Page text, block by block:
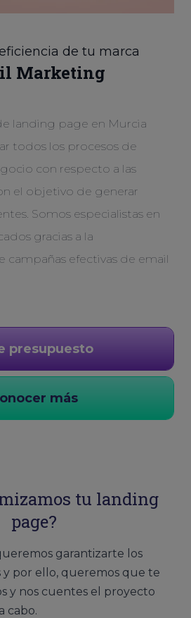
de tu marca
Marketing
landing page en Murcia
todos los procesos de
con respecto a las
el objetivo de generar
Somos especialistas en
gracias a la
efectivas de email
presupuesto
más
tu landing
page?
garantizarte los
y por ello, queremos que te
y nos cuentes el proyecto
cabo.